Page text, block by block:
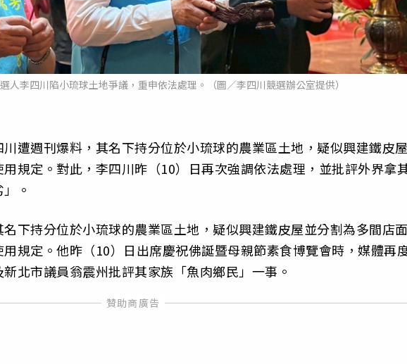
人李四川陷小琉球土地爭議，重申依法處理。（圖／李四川競選辦公室提供）
遭週刊爆料，其名下持分位於小琉球的農業區土地，疑似興建鐵皮
規定。對此，李四川昨（10）日再次強調依法處理，並批評外界拿
。
下持分位於小琉球的農業區土地，疑似興建鐵皮屋並分割為多間店
規定。他昨（10）日出席慶祝佛誕暨母親節素食博覽會時，媒體再
北市議員翁震州批評其家族「魚肉鄉民」一事。